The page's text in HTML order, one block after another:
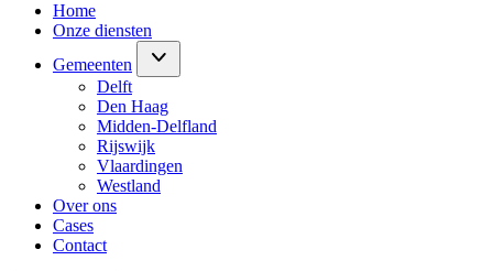
Home
Onze diensten
Gemeenten
Delft
Den Haag
Midden-Delfland
Rijswijk
Vlaardingen
Westland
Over ons
Cases
Contact